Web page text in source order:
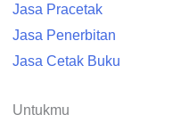
Jasa Pracetak
Jasa Penerbitan
Jasa Cetak Buku
Untukmu